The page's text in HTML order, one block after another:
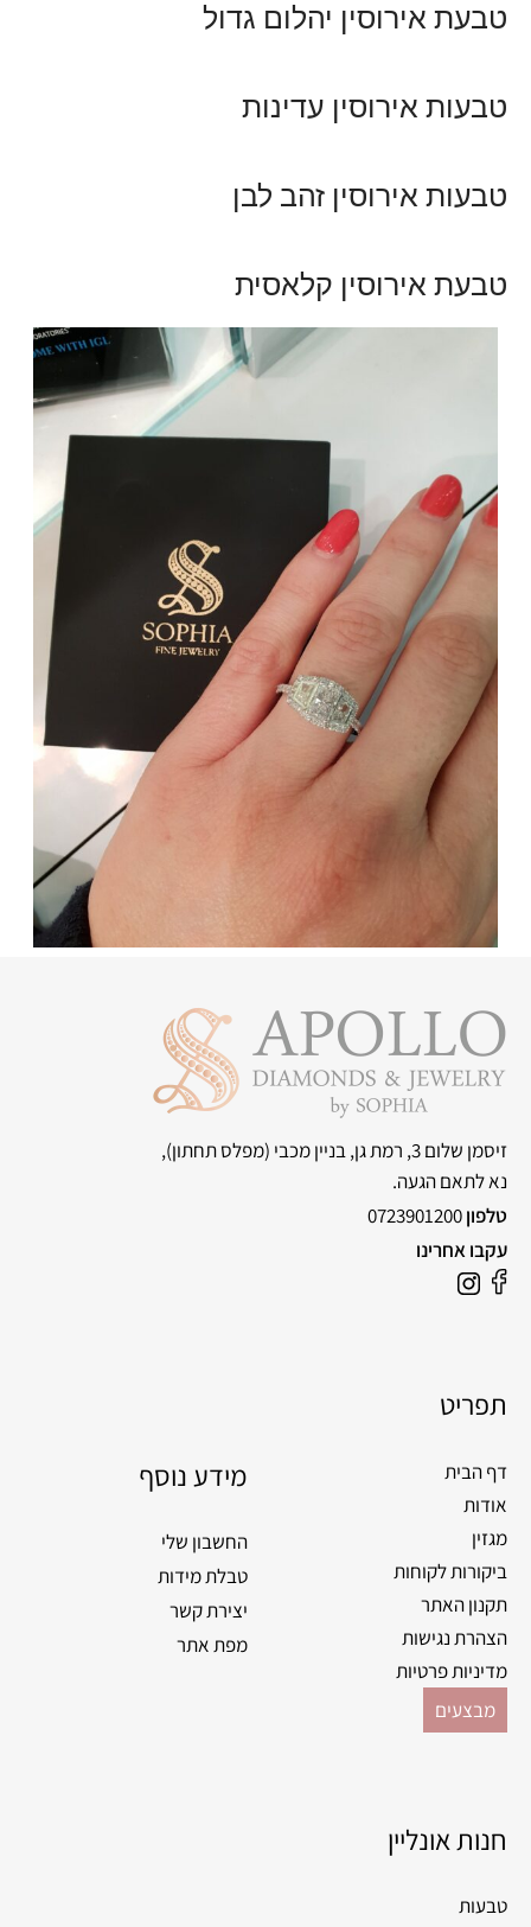
טבעת אירוסין יהלום גדול
טבעות אירוסין עדינות
טבעות אירוסין זהב לבן
טבעת אירוסין קלאסית
זיסמן שלום 3, רמת גן, בניין מכבי
(מפלס תחתון),
נא לתאם הגעה.
טלפון0723901200
עקבו אחרינו
תפריט
דף הבית
אודות
מגזין
ביקורות לקוחות
תקנון האתר
הצהרת נגישות
מדיניות פרטיות
מבצעים
מידע נוסף
החשבון שלי
טבלת מידות
יצירת קשר
מפת אתר
חנות אונליין
טבעות